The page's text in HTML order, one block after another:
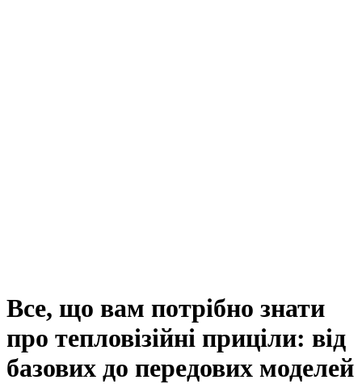
Все, що вам потрібно знати
про тепловізійні приціли: від
базових до передових моделей